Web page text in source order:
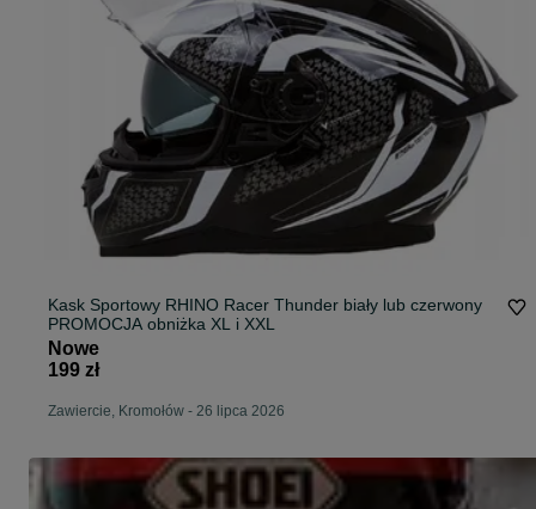
Kask Sportowy RHINO Racer Thunder biały lub czerwony
PROMOCJA obniżka XL i XXL
Nowe
199 zł
Zawiercie, Kromołów - 26 lipca 2026